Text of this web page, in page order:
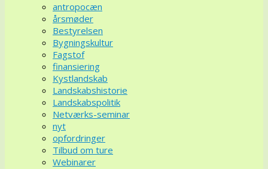
antropocæn
årsmøder
Bestyrelsen
Bygningskultur
Fagstof
finansiering
Kystlandskab
Landskabshistorie
Landskabspolitik
Netværks-seminar
nyt
opfordringer
Tilbud om ture
Webinarer